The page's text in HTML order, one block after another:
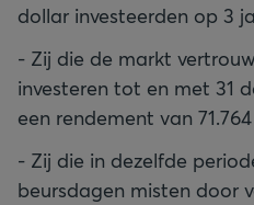
dollar investeerden op 3
- Zij die de markt
investeren tot en met 31
een rendement van
- Zij die in dezelfde
beursdagen misten door